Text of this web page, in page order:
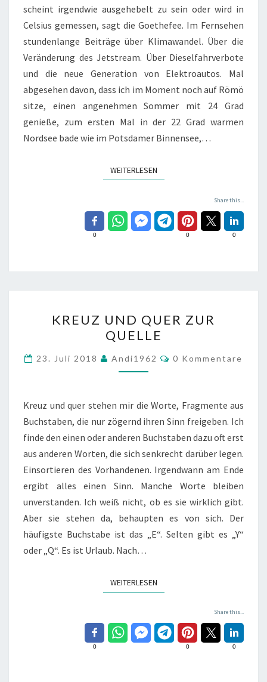
scheint irgendwie ausgehebelt zu sein oder wird in
Celsius gemessen, sagt die Goethefee. Im Fernsehen
stundenlange Beiträge über Klimawandel. Über die
Veränderung des Jetstream. Über Dieselfahrverbote
und die neue Generation von Elektroautos. Mal
abgesehen davon, dass ich im Moment noch auf Römö
sitze, einen angenehmen Sommer mit 24 Grad
genieße, zum ersten Mal in der 22 Grad warmen
Nordsee bade wie im Potsdamer Binnensee,…
WEITERLESENWEITERLESEN
Share this...
0 0 0
UND
QUER
ZUR
QUELLE
KREUZ UND QUER ZUR
QUELLE
23. Juli 2018 Andi1962 Kommentare
0 Kommentare
Kreuz und quer stehen mir die Worte, Fragmente aus
Buchstaben, die nur zögernd ihren Sinn freigeben. Ich
finde den einen oder anderen Buchstaben dazu oft erst
aus anderen Worten, die sich senkrecht darüber legen.
Einsortieren des Vorhandenen. Irgendwann am Ende
ergibt alles einen Sinn. Manche Worte bleiben
unverstanden. Ich weiß nicht, ob es sie wirklich gibt.
Aber sie stehen da, behaupten es von sich. Der
häufigste Buchstabe ist das „E“. Selten gibt es „Y“
oder „Q“. Es ist Urlaub. Nach…
WEITERLESENWEITERLESEN
Share this...
0 0 0